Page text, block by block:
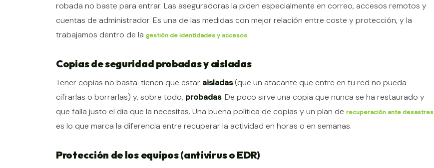
robada no baste para entrar. Las aseguradoras la piden especialmente en correo, accesos remotos y
cuentas de administrador. Es una de las medidas con mejor relación entre coste y protección, y la
trabajamos dentro de la gestión de identidades y accesos.
Copias de seguridad probadas y aisladas
Tener copias no basta: tienen que estar aisladas(que un atacante que entre en tu red no pueda
cifrarlas o borrarlas) y, sobre todo, probadas. De poco sirve una copia que nunca se ha restaurado y
que falla justo el día que la necesitas. Una buena política de copias y un plan de recuperación ante desastres
es lo que marca la diferencia entre recuperar la actividad en horas o en semanas.
Protección de los equipos (antivirus o EDR)